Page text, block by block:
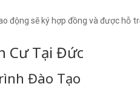
động sẽ ký hợp đồng và được hỗ
Cư Tại Đức
Đào Tạo